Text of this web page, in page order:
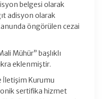
belgesi olarak
adisyon olarak
öngörülen cezai
Mühür” başlıklı
eklenmiştir.
İletişim Kurumu
sertifika hizmet